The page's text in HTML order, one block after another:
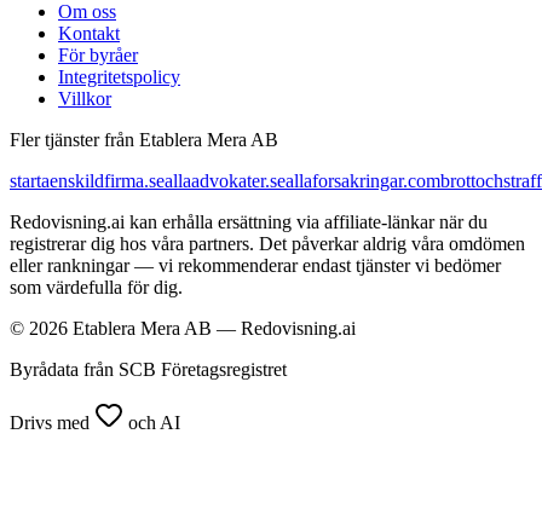
Om oss
Kontakt
För byråer
Integritetspolicy
Villkor
Fler tjänster från Etablera Mera AB
startaenskildfirma.seallaadvokater.seallaforsakringar.com
Redovisning.ai kan erhålla ersättning via affiliate-länkar när du
registrerar dig hos våra partners. Det påverkar aldrig våra omdömen
eller rankningar — vi rekommenderar endast tjänster vi bedömer
som värdefulla för dig.
© 2026 Etablera Mera AB — Redovisning.ai
Byrådata från SCB Företagsregistret
Drivs med och AI